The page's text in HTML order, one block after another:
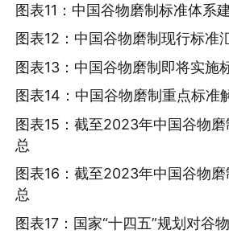
图表11：中国谷物磨制标准体系
图表12：中国谷物磨制现行标准
图表13：中国谷物磨制即将实施
图表14：中国谷物磨制重点标准
图表15：截至2023年中国谷物
总
图表16：截至2023年中国谷物
总
图表17：国家“十四五”规划对谷